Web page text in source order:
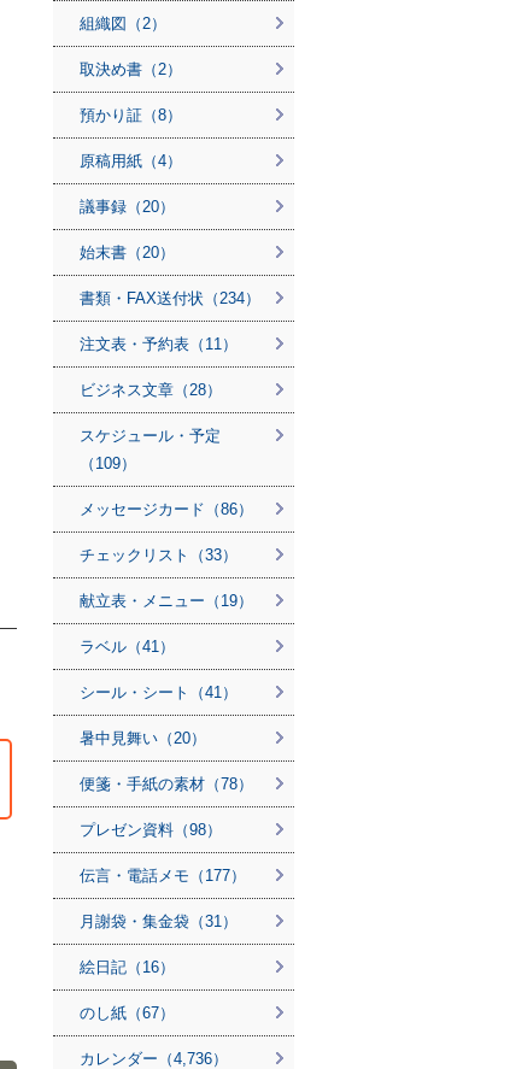
組織図（2）
取決め書（2）
預かり証（8）
原稿用紙（4）
議事録（20）
始末書（20）
書類・FAX送付状（234）
注文表・予約表（11）
ビジネス文章（28）
スケジュール・予定
（109）
メッセージカード（86）
チェックリスト（33）
献立表・メニュー（19）
ラベル（41）
シール・シート（41）
暑中見舞い（20）
便箋・手紙の素材（78）
プレゼン資料（98）
伝言・電話メモ（177）
月謝袋・集金袋（31）
絵日記（16）
のし紙（67）
カレンダー（4,736）